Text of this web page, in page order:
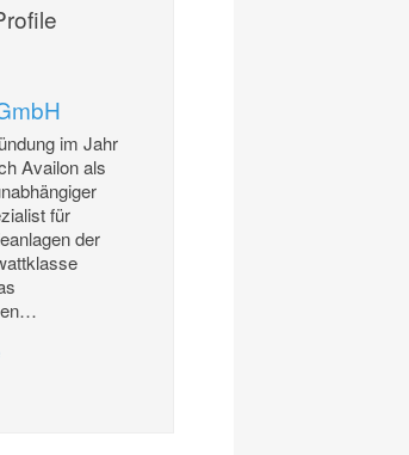
im Jahr
Availon als
für
der
…